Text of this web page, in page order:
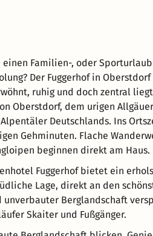
einen Familien-, oder
Der Fuggerhof in
ruhig und doch zentral
Oberstdorf, dem urigen
Deutschlands. Ins
Gehminuten. Flache
beginnen direkt am Haus.
Fuggerhof bietet ein
Lage, direkt an den
unverbauter Berglandschaft
Skaiter und Fußgänger.